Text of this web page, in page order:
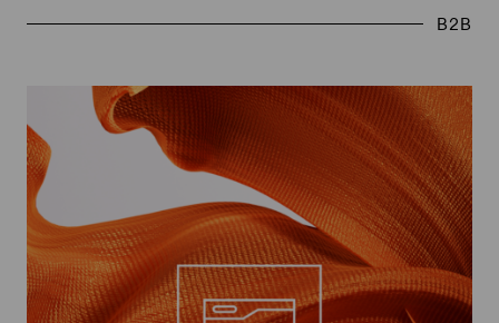
B2B
Skalierbare
Marketing-
Strategien
mit
Shopware
für
KMUs
und
Enterprise-